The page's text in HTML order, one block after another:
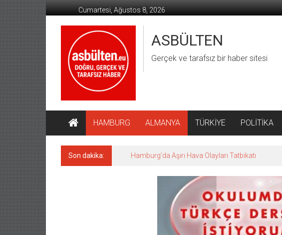
geç
Cumartesi, Ağustos 8, 2026
ASBÜLTEN
Gerçek ve tarafsız bir haber sitesi
HAMBURG ALMANYA TÜRKİYE POLİTİKA
Son dakika: Hamburg’da Aşırı Hava Olayları Tatbikatı